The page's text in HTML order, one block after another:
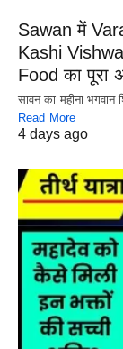
Sawan में
Kashi
Food का पूरा
सावन का महीना
Read More
4 days ago